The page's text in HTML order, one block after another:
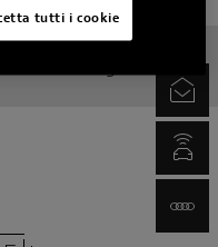
Club Asiago - Asiago
tutti i cookie